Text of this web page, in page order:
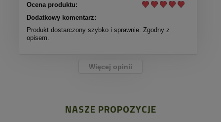
Ocena produktu:
Dodatkowy komentarz:
Produkt dostarczony szybko i sprawnie. Zgodny z
opisem.
Więcej opinii
NASZE PROPOZYCJE